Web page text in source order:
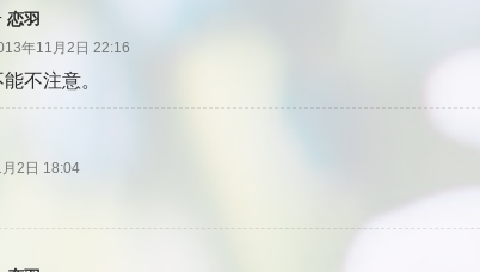
恋羽
年11月2日 22:16
不注意。
2日 18:04